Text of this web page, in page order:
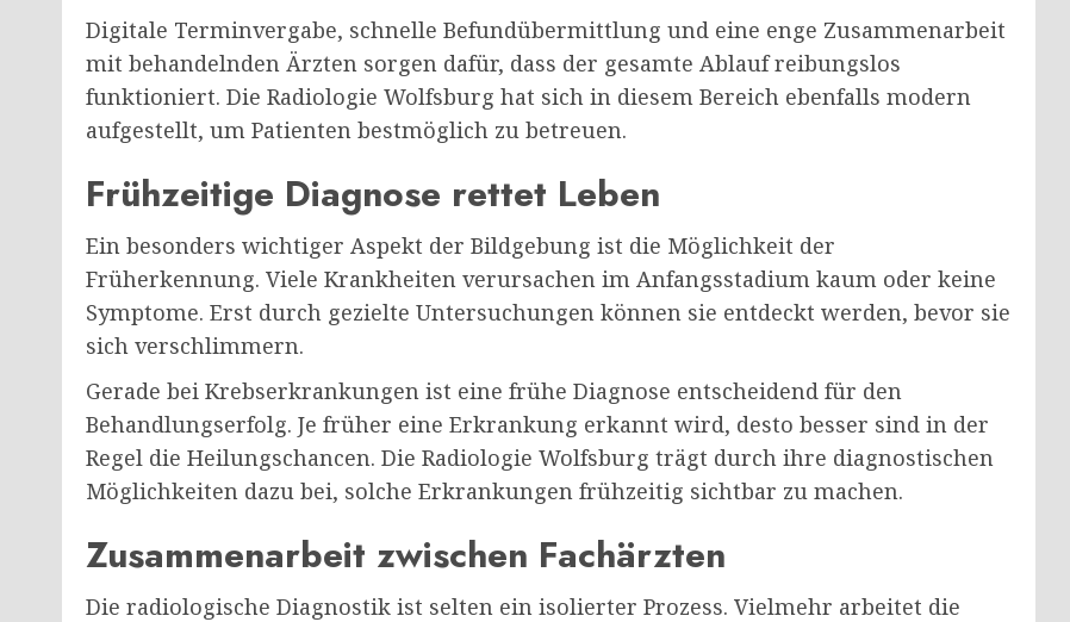
Digitale Terminvergabe, schnelle Befundübermittlung und eine enge Zusammenarbeit
mit behandelnden Ärzten sorgen dafür, dass der gesamte Ablauf reibungslos
funktioniert. Die Radiologie Wolfsburg hat sich in diesem Bereich ebenfalls modern
aufgestellt, um Patienten bestmöglich zu betreuen.
Frühzeitige Diagnose rettet Leben
Ein besonders wichtiger Aspekt der Bildgebung ist die Möglichkeit der
Früherkennung. Viele Krankheiten verursachen im Anfangsstadium kaum oder keine
Symptome. Erst durch gezielte Untersuchungen können sie entdeckt werden, bevor sie
sich verschlimmern.
Gerade bei Krebserkrankungen ist eine frühe Diagnose entscheidend für den
Behandlungserfolg. Je früher eine Erkrankung erkannt wird, desto besser sind in der
Regel die Heilungschancen. Die Radiologie Wolfsburg trägt durch ihre diagnostischen
Möglichkeiten dazu bei, solche Erkrankungen frühzeitig sichtbar zu machen.
Zusammenarbeit zwischen Fachärzten
Die radiologische Diagnostik ist selten ein isolierter Prozess. Vielmehr arbeitet die